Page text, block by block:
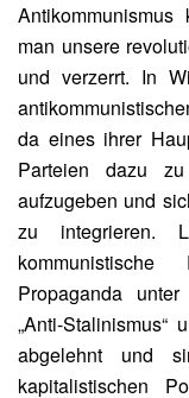
man unsere
und verzerrt. In
da eines ihrer
Parteien dazu
aufzugeben und
zu integrieren.
Propaganda
„Anti-Stalinismus“
abgelehnt und
kapitalistischen